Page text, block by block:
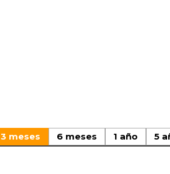
3 meses 6 meses 1 año 5